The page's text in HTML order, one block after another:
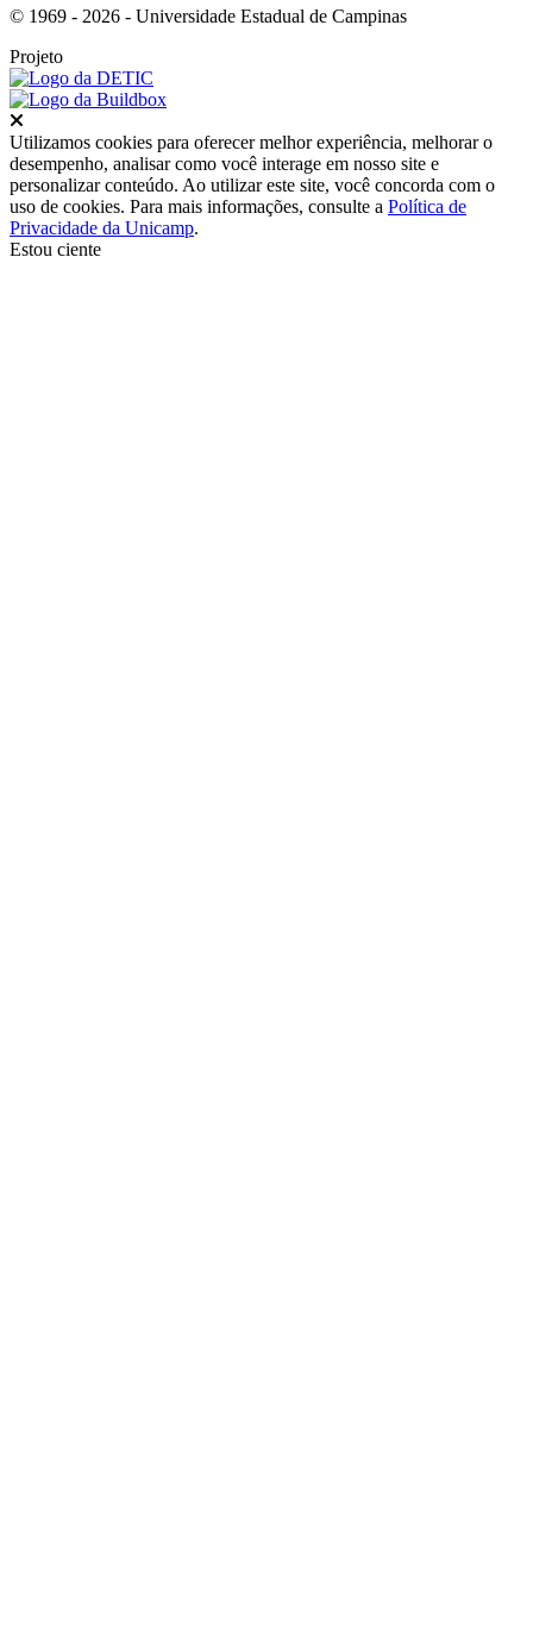
© 1969 - 2026 - Universidade Estadual de Campinas
Projeto
Utilizamos cookies para oferecer melhor experiência, melhorar o
desempenho, analisar como você interage em nosso site e
personalizar conteúdo. Ao utilizar este site, você concorda com o
uso de cookies. Para mais informações, consulte a Política de
Privacidade da Unicamp.
Estou ciente